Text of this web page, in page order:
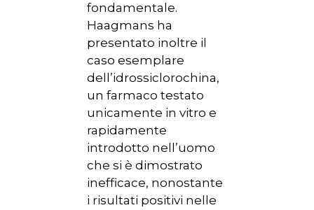
fondamentale.
Haagmans ha
presentato inoltre il
caso esemplare
dell’idrossiclorochina,
un farmaco testato
unicamente in vitro e
rapidamente
introdotto nell’uomo
che si è dimostrato
inefficace, nonostante
i risultati positivi nelle